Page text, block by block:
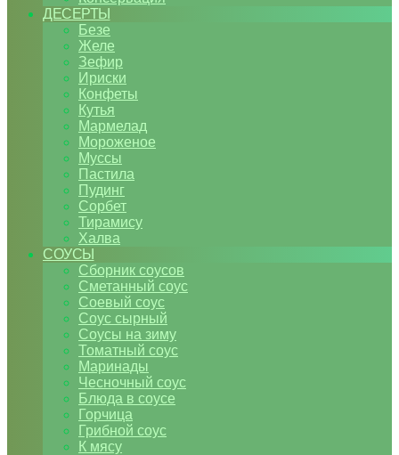
ДЕСЕРТЫ
Безе
Желе
Зефир
Ириски
Конфеты
Кутья
Мармелад
Мороженое
Муссы
Пастила
Пудинг
Сорбет
Тирамису
Халва
СОУСЫ
Сборник соусов
Сметанный соус
Соевый соус
Соус сырный
Соусы на зиму
Томатный соус
Маринады
Чесночный соус
Блюда в соусе
Горчица
Грибной соус
К мясу